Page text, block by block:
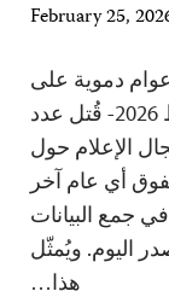
February 25,
دموية على
الإطلاق نيويورك 25 فبراير/ شباط 2026- قُتل عدد
مجال الإعلام حول
يفوق أي عام آخر
منذ بدأت لجنة حماية الصحفيين CPJ في جمع البيانات
صدر اليوم. ويُمثّل
هذا…